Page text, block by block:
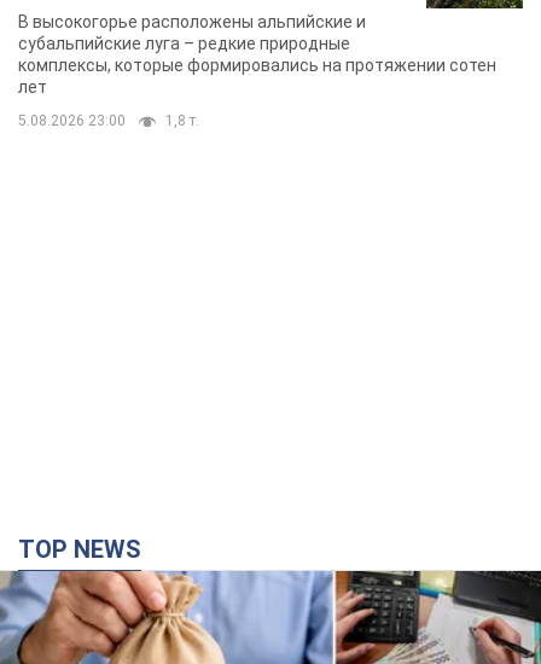
Украинцы "хакнули" Пенсионный фонд:
выплаты массово увеличивают из-за исков, но